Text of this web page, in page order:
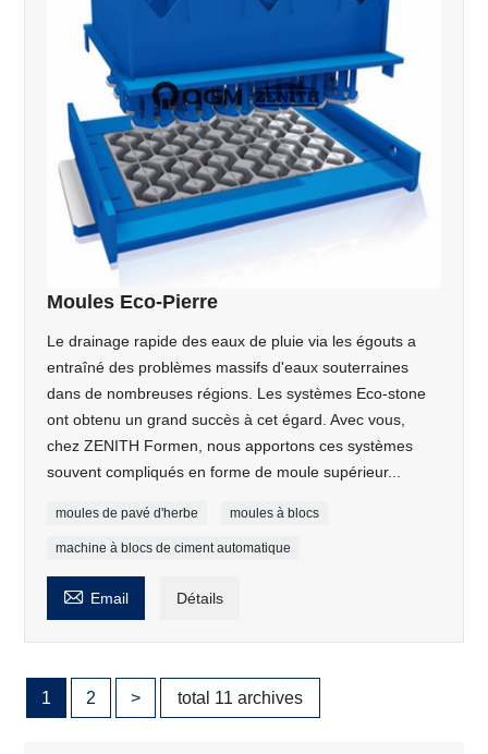
Moules Eco-Pierre
Le drainage rapide des eaux de pluie via les égouts a
entraîné des problèmes massifs d'eaux souterraines
dans de nombreuses régions. Les systèmes Eco-stone
ont obtenu un grand succès à cet égard. Avec vous,
chez ZENITH Formen, nous apportons ces systèmes
souvent compliqués en forme de moule supérieur...
moules de pavé d'herbe moules à blocs
machine à blocs de ciment automatique
 Email Détails
1 2 > total 11 archives